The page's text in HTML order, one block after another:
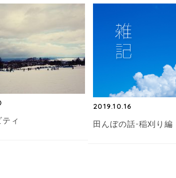
ィ
2019.10.16
田んぼの話-稲刈り編